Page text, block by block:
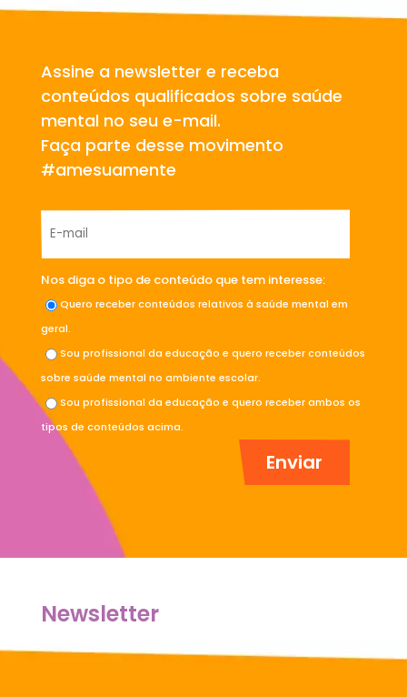
Assine a newsletter e receba
conteúdos qualificados sobre saúde
mental no seu e-mail.
Faça parte desse movimento
#amesuamente
Nos diga o tipo de conteúdo que tem interesse:
Quero receber conteúdos relativos à saúde mental em
geral.
Sou profissional da educação e quero receber conteúdos
sobre saúde mental no ambiente escolar.
Sou profissional da educação e quero receber ambos os
tipos de conteúdos acima.
Newsletter